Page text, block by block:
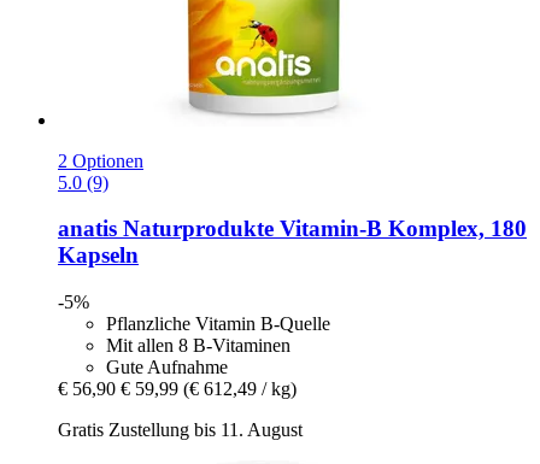
2 Optionen
5.0 (9)
anatis Naturprodukte Vitamin-​B Komplex, 180
Kapseln
-5%
Pflanzliche Vitamin B-Quelle
Mit allen 8 B-Vitaminen
Gute Aufnahme
€ 56,90 € 59,99 (€ 612,49 / kg)
Gratis Zustellung bis 11. August